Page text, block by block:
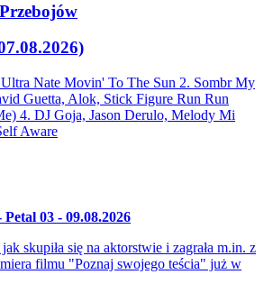
Nate Movin' To The Sun 2. Sombr My
Guetta, Alok, Stick Figure Run Run
4. DJ Goja, Jason Derulo, Melody Mi
Aware
03 - 09.08.2026
skupiła się na aktorstwie i zagrała m.in. z
filmu "Poznaj swojego teścia" już w